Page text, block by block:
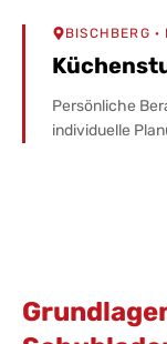
BISCHBERG ·
Persönliche
individuelle